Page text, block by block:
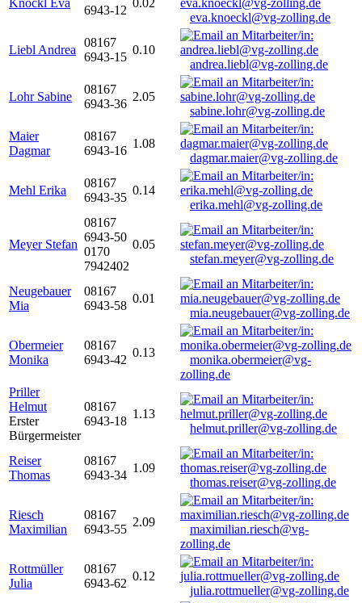
Knöckl Eva
6943-12
0.02
eva.knoeckl@vg-zolling.de
Liebl Andrea
08167
6943-15
0.10
andrea.liebl@vg-zolling.de
Lohr Sabine
08167
6943-36
2.05
sabine.lohr@vg-zolling.de
Maier
Dagmar
08167
6943-16
1.08
dagmar.maier@vg-zolling.de
Mehl Erika
08167
6943-35
0.14
erika.mehl@vg-zolling.de
Meyer Stefan
08167
6943-50
0170
7942402
0.05
stefan.meyer@vg-zolling.de
Neugebauer
Mia
08167
6943-58
0.01
mia.neugebauer@vg-zolling.de
Obermeier
Monika
08167
6943-42
0.13
monika.obermeier@vg-
zolling.de
Priller
Helmut
Erster
Bürgermeister
08167
6943-18
1.13
helmut.priller@vg-zolling.de
Reiser
Thomas
08167
6943-34
1.09
thomas.reiser@vg-zolling.de
Riesch
Maximilian
08167
6943-55
2.09
maximilian.riesch@vg-
zolling.de
Rottmüller
Julia
08167
6943-62
0.12
julia.rottmueller@vg-zolling.de